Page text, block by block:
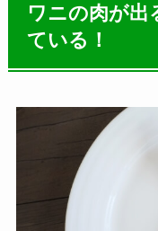
ワニの肉が出
ている！